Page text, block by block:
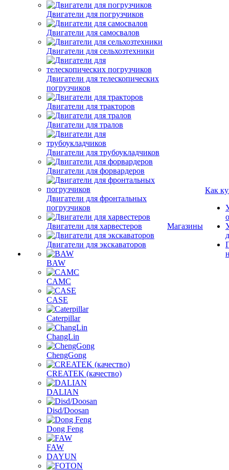
Двигатели для погрузчиков
Двигатели для самосвалов
Двигатели для сельхозтехники
Двигатели для телескопических
погрузчиков
Двигатели для тракторов
Двигатели для тралов
Двигатели для трубоукладчиков
Двигатели для форвардеров
Двигатели для фронтальных
погрузчиков
Двигатели для харвестеров
Двигатели для экскаваторов
BAW
CAMC
CASE
Caterpillar
ChangLin
ChengGong
CREATEK (качество)
DALIAN
Disd/Doosan
Dong Feng
FAW
DAYUN
Магазины
Как